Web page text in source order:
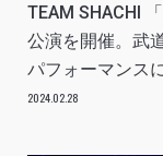
TEAM SHACHI
公演を開催。武
パフォーマンス
ライブ、来年1月
2024.02.28